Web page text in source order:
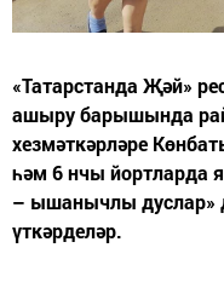
«Татарстанда Җәй»
ашыру барышында
хезмәткәрләре
һәм 6 нчы йортларда
– ышанычлы дуслар»
үткәрделәр.